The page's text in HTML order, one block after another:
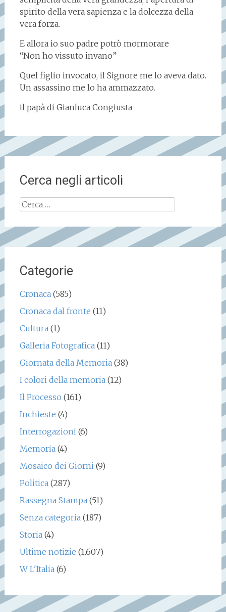
spirito della vera sapienza e la dolcezza della
vera forza.
E allora io suo padre potrò mormorare
“Non ho vissuto invano”
Quel figlio invocato, il Signore me lo aveva dato.
Un assassino me lo ha ammazzato.
il papà di Gianluca Congiusta
Cerca negli articoli
Ricerca
Categorie
Cronaca(585)
Cronaca dal fronte (11)
Cultura(1)
Galleria Fotografica(11)
Giornata della Memoria(38)
I colori della memoria(12)
Il Processo (161)
Inchieste (4)
Interrogazioni(6)
Memoria(4)
Mosaico dei Giorni(9)
Politica(287)
Rassegna Stampa(51)
Senza categoria(187)
Storia(4)
Ultime notizie (1.607)
W L'Italia(6)